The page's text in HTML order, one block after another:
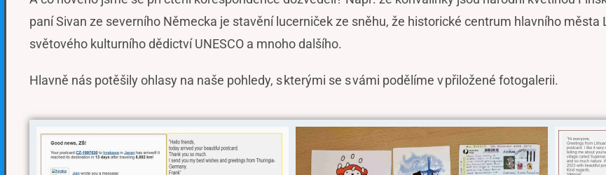
paní Sivan ze severního Německa je stavění lucerniček ze sněhu, že historické centrum hlavního města
světového kulturního dědictví UNESCO a mnoho dalšího.
Hlavně nás potěšily ohlasy na naše pohledy, s kterými se s vámi podělíme v přiložené fotogalerii.